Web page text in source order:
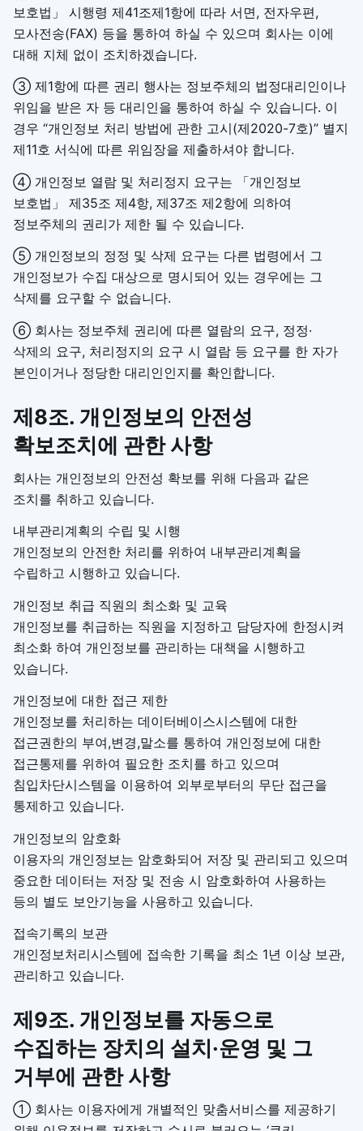
보호법」 시행령 제41조제1항에 따라 서면, 전자우편,
모사전송(FAX) 등을 통하여 하실 수 있으며 회사는 이에
대해 지체 없이 조치하겠습니다.
③ 제1항에 따른 권리 행사는 정보주체의 법정대리인이나
위임을 받은 자 등 대리인을 통하여 하실 수 있습니다. 이
경우 “개인정보 처리 방법에 관한 고시(제2020-7호)” 별지
제11호 서식에 따른 위임장을 제출하셔야 합니다.
④ 개인정보 열람 및 처리정지 요구는 「개인정보
보호법」 제35조 제4항, 제37조 제2항에 의하여
정보주체의 권리가 제한 될 수 있습니다.
⑤ 개인정보의 정정 및 삭제 요구는 다른 법령에서 그
개인정보가 수집 대상으로 명시되어 있는 경우에는 그
삭제를 요구할 수 없습니다.
⑥ 회사는 정보주체 권리에 따른 열람의 요구, 정정·
삭제의 요구, 처리정지의 요구 시 열람 등 요구를 한 자가
본인이거나 정당한 대리인인지를 확인합니다.
제8조. 개인정보의 안전성
확보조치에 관한 사항
회사는 개인정보의 안전성 확보를 위해 다음과 같은
조치를 취하고 있습니다.
내부관리계획의 수립 및 시행
개인정보의 안전한 처리를 위하여 내부관리계획을
수립하고 시행하고 있습니다.
개인정보 취급 직원의 최소화 및 교육
개인정보를 취급하는 직원을 지정하고 담당자에 한정시켜
최소화 하여 개인정보를 관리하는 대책을 시행하고
있습니다.
개인정보에 대한 접근 제한
개인정보를 처리하는 데이터베이스시스템에 대한
접근권한의 부여,변경,말소를 통하여 개인정보에 대한
접근통제를 위하여 필요한 조치를 하고 있으며
침입차단시스템을 이용하여 외부로부터의 무단 접근을
통제하고 있습니다.
개인정보의 암호화
이용자의 개인정보는 암호화되어 저장 및 관리되고 있으며
중요한 데이터는 저장 및 전송 시 암호화하여 사용하는
등의 별도 보안기능을 사용하고 있습니다.
접속기록의 보관
개인정보처리시스템에 접속한 기록을 최소 1년 이상 보관,
관리하고 있습니다.
제9조. 개인정보를 자동으로
수집하는 장치의 설치·운영 및 그
거부에 관한 사항
① 회사는 이용자에게 개별적인 맞춤서비스를 제공하기